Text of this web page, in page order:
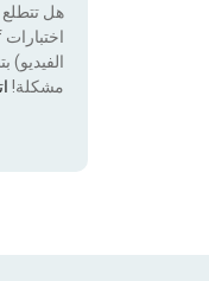
هل تتطلع
مشكلة!